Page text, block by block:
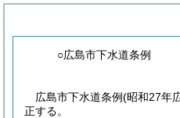
○広島市下水道条例
広島市下水道条例(昭和27年
正する。